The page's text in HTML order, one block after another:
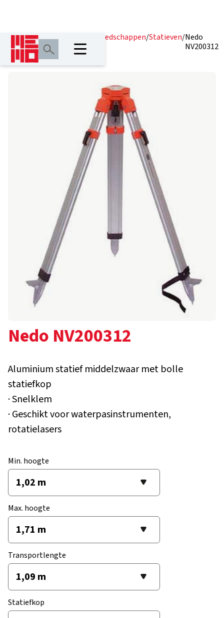
Home/Producten Lasergereedschappen/Statieven/Nedo
NV200312
Nedo NV200312
Aluminium statief middelzwaar met bolle
statiefkop
· Snelklem
· Geschikt voor waterpasinstrumenten,
rotatielasers
Min. hoogte
Max. hoogte
Transportlengte
Statiefkop